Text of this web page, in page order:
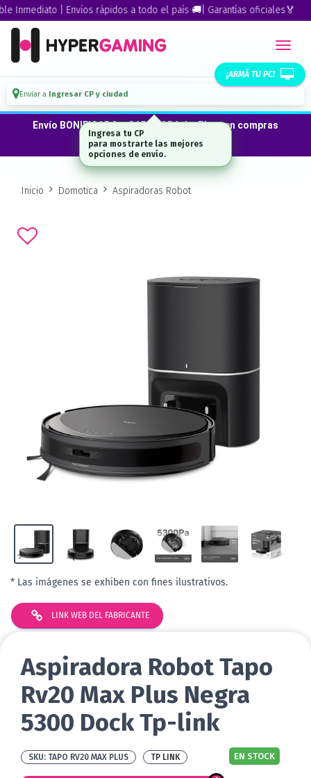
| Envíos rápidos a todo el país 🚚| Garantías oficiales🏅
¡ARMÁ TU PC!
Enviar a Ingresar CP y ciudad
Envío BONIFICADO a CABA · GBA ·La Plata en compras
desde $300.000*
Inicio Domotica Aspiradoras Robot
* Las imágenes se exhiben con fines ilustrativos.
LINK WEB DEL FABRICANTE
Aspiradora Robot Tapo
Rv20 Max Plus Negra
5300 Dock Tp-link
TAPO RV20 MAX PLUS EN STOCK
TP LINK